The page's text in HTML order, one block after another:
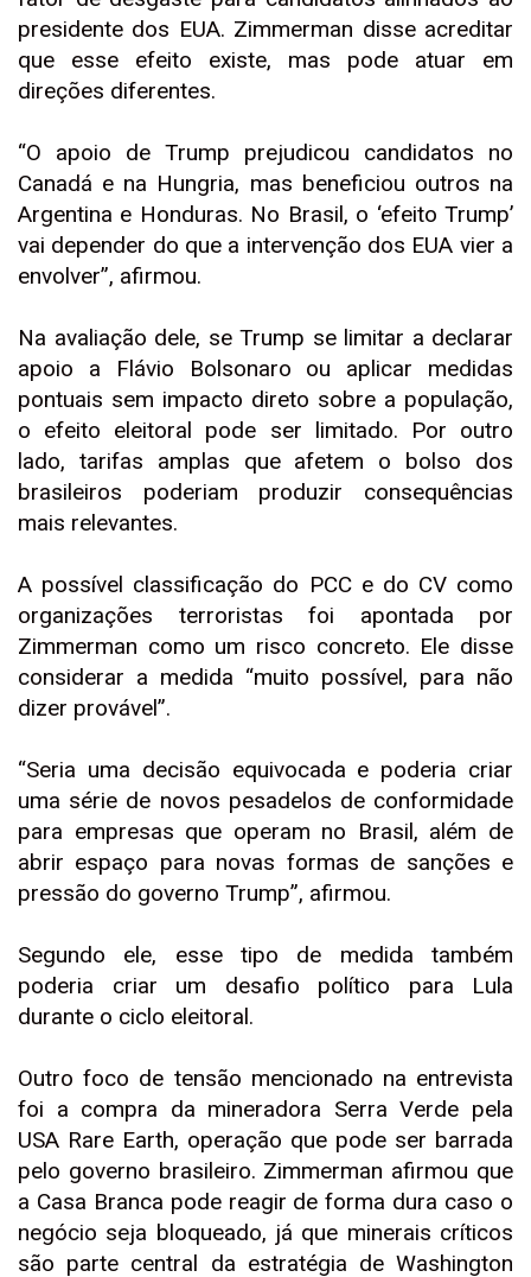
presidente dos EUA. Zimmerman disse acreditar
que esse efeito existe, mas pode atuar em
direções diferentes.
“O apoio de Trump prejudicou candidatos no
Canadá e na Hungria, mas beneficiou outros na
Argentina e Honduras. No Brasil, o ‘efeito Trump’
vai depender do que a intervenção dos EUA vier a
envolver”, afirmou.
Na avaliação dele, se Trump se limitar a declarar
apoio a Flávio Bolsonaro ou aplicar medidas
pontuais sem impacto direto sobre a população,
o efeito eleitoral pode ser limitado. Por outro
lado, tarifas amplas que afetem o bolso dos
brasileiros poderiam produzir consequências
mais relevantes.
A possível classificação do PCC e do CV como
organizações terroristas foi apontada por
Zimmerman como um risco concreto. Ele disse
considerar a medida “muito possível, para não
dizer provável”.
“Seria uma decisão equivocada e poderia criar
uma série de novos pesadelos de conformidade
para empresas que operam no Brasil, além de
abrir espaço para novas formas de sanções e
pressão do governo Trump”, afirmou.
Segundo ele, esse tipo de medida também
poderia criar um desafio político para Lula
durante o ciclo eleitoral.
Outro foco de tensão mencionado na entrevista
foi a compra da mineradora Serra Verde pela
USA Rare Earth, operação que pode ser barrada
pelo governo brasileiro. Zimmerman afirmou que
a Casa Branca pode reagir de forma dura caso o
negócio seja bloqueado, já que minerais críticos
são parte central da estratégia de Washington